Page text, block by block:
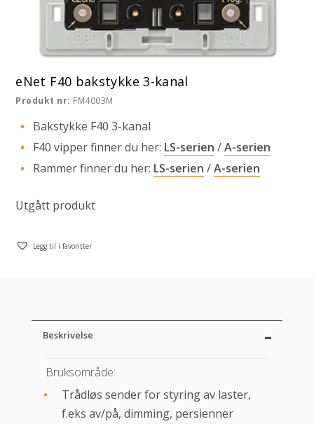
eNet F40 bakstykke 3-kanal
Produkt nr: FM4003M
Bakstykke F40 3-kanal
F40 vipper finner du her: LS-serien /A-serien
Rammer finner du her: LS-serien /A-serien
Utgått produkt
Legg til i favoritter
Beskrivelse
Bruksområde:
Trådløs sender for styring av laster,
f.eks av/på, dimming, persienner